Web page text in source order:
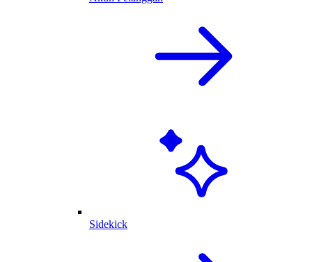
Sidekick